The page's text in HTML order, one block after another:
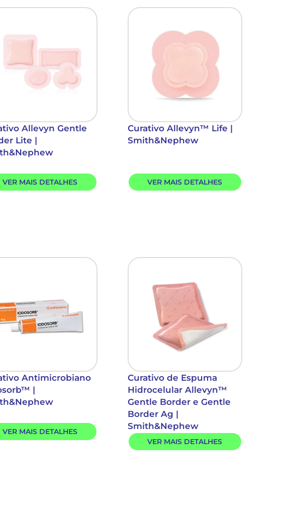
Allevyn Gentle
Lite |
VER MAIS DETALHES
Curativo Allevyn™ Life |
Smith&Nephew
VER MAIS DETALHES
Antimicrobiano
|
VER MAIS DETALHES
Curativo de Espuma
Hidrocelular Allevyn™
Gentle Border e Gentle
Border Ag |
Smith&Nephew
VER MAIS DETALHES